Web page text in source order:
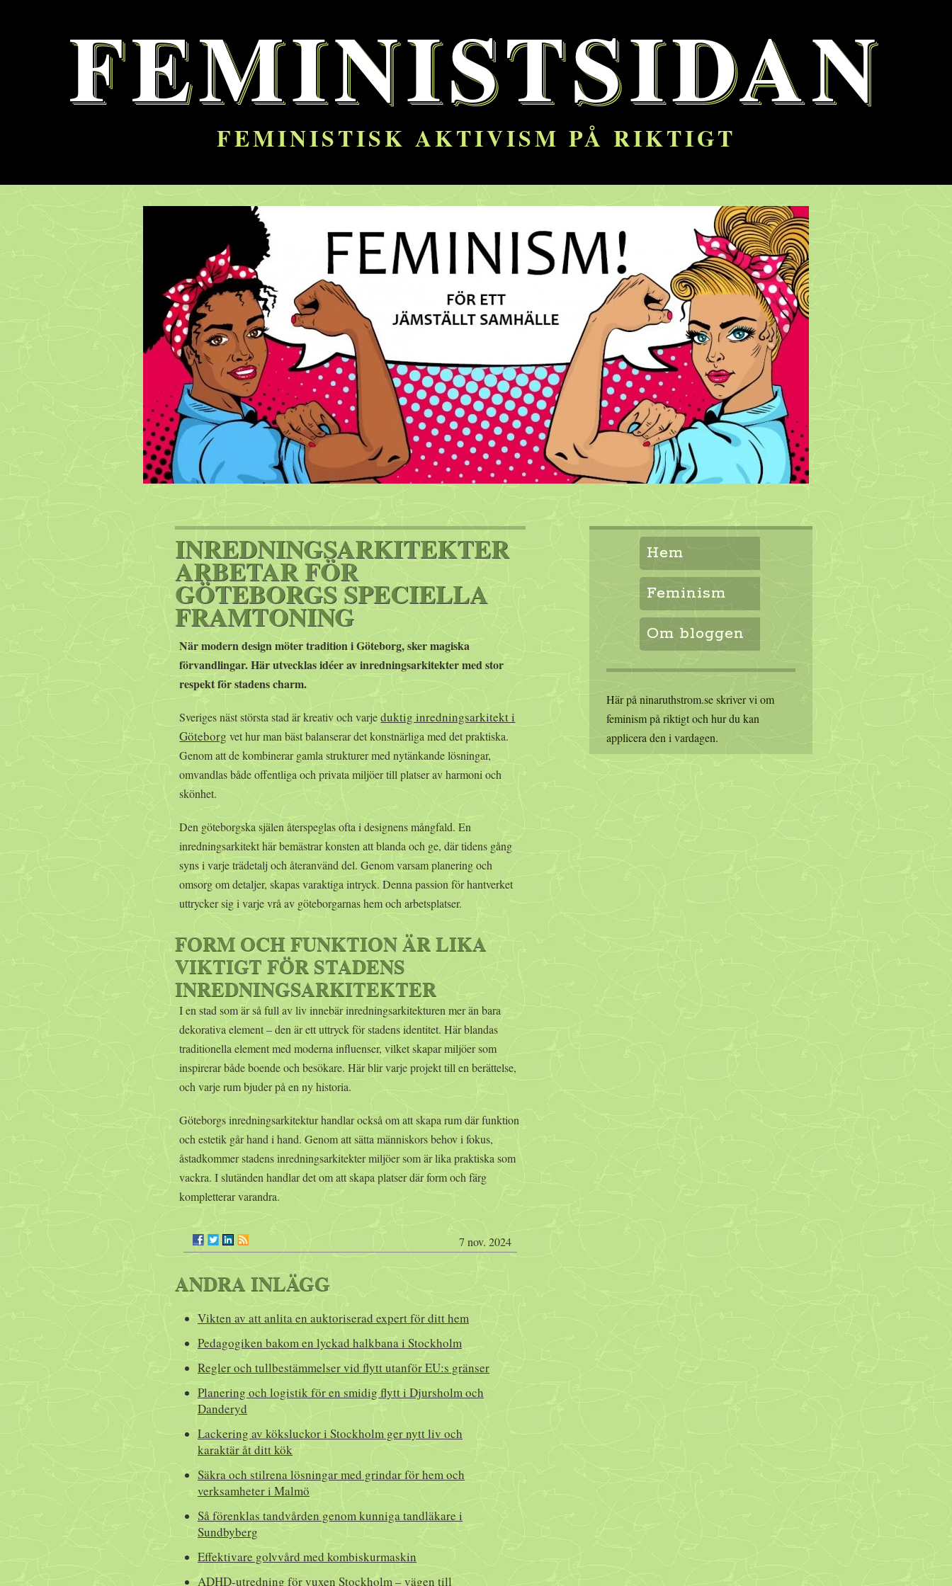
FEMINISTSIDAN
FEMINISTISK AKTIVISM PÅ RIKTIGT
INREDNINGSARKITEKTER
ARBETAR FÖR
GÖTEBORGS SPECIELLA
FRAMTONING
När modern design möter tradition i Göteborg, sker magiska
förvandlingar. Här utvecklas idéer av inredningsarkitekter med stor
respekt för stadens charm.
Sveriges näst största stad är kreativ och varjeduktig inredningsarkitekt i
Göteborg vet hur man bäst balanserar det konstnärliga med det praktiska.
Genom att de kombinerar gamla strukturer med nytänkande lösningar,
omvandlas både offentliga och privata miljöer till platser av harmoni och
skönhet.
Den göteborgska själen återspeglas ofta i designens mångfald. En
inredningsarkitekt här bemästrar konsten att blanda och ge, där tidens gång
syns i varje trädetalj och återanvänd del. Genom varsam planering och
omsorg om detaljer, skapas varaktiga intryck. Denna passion för hantverket
uttrycker sig i varje vrå av göteborgarnas hem och arbetsplatser.
FORM OCH FUNKTION ÄR LIKA
VIKTIGT FÖR STADENS
INREDNINGSARKITEKTER
I en stad som är så full av liv innebär inredningsarkitekturen mer än bara
dekorativa element – den är ett uttryck för stadens identitet. Här blandas
traditionella element med moderna influenser, vilket skapar miljöer som
inspirerar både boende och besökare. Här blir varje projekt till en berättelse,
och varje rum bjuder på en ny historia.
Göteborgs inredningsarkitektur handlar också om att skapa rum där funktion
och estetik går hand i hand. Genom att sätta människors behov i fokus,
åstadkommer stadens inredningsarkitekter miljöer som är lika praktiska som
vackra. I slutänden handlar det om att skapa platser där form och färg
kompletterar varandra.
7 nov. 2024
ANDRA INLÄGG
Vikten av att anlita en auktoriserad expert för ditt hem
Pedagogiken bakom en lyckad halkbana i Stockholm
Regler och tullbestämmelser vid flytt utanför EU:s gränser
Planering och logistik för en smidig flytt i Djursholm och
Danderyd
Lackering av köksluckor i Stockholm ger nytt liv och
karaktär åt ditt kök
Säkra och stilrena lösningar med grindar för hem och
verksamheter i Malmö
Så förenklas tandvården genom kunniga tandläkare i
Sundbyberg
Effektivare golvvård med kombiskurmaskin
ADHD-utredning för vuxen Stockholm – vägen till
Hem
Feminism
Om bloggen
Här på ninaruthstrom.se skriver vi om
feminism på riktigt och hur du kan
applicera den i vardagen.